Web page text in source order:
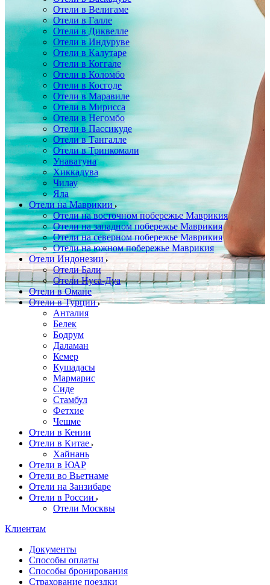
Отели в Велигаме
Отели в Галле
Отели в Диквелле
Отели в Индуруве
Отели в Калутаре
Отели в Коггале
Отели в Коломбо
Отели в Косгоде
Отели в Маравиле
Отели в Мирисса
Отели в Негомбо
Отели в Пассикуде
Отели в Тангалле
Отели в Тринкомали
Унаватуна
Хиккадува
Чилау
Яла
Отели на Маврикии
Отели на восточном побережье Маврикия
Отели на западном побережье Маврикия
Отели на северном побережье Маврикия
Отели на южном побережье Маврикия
Отели Индонезии
Отели Бали
Отели Нуса-Дуа
Отели в Омане
Отели в Турции
Анталия
Белек
Бодрум
Даламан
Кемер
Кушадасы
Мармарис
Сиде
Стамбул
Фетхие
Чешме
Отели в Кении
Отели в Китае
Хайнань
Отели в ЮАР
Отели во Вьетнаме
Отели на Занзибаре
Отели в России
Отели Москвы
Клиентам
Документы
Способы оплаты
Способы бронирования
Страхование поездки